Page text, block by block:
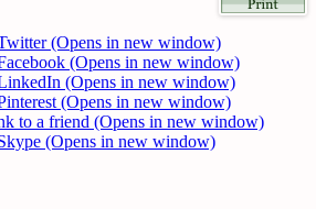
(Opens in new window)
(Opens in new window)
(Opens in new window)
(Opens in new window)
to a friend (Opens in new window)
(Opens in new window)